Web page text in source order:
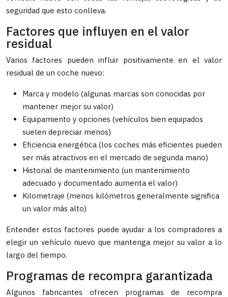
seguridad que esto conlleva.
Factores que influyen en el valor
residual
Varios factores pueden influir positivamente en el valor
residual de un coche nuevo:
Marca y modelo (algunas marcas son conocidas por
mantener mejor su valor)
Equipamiento y opciones (vehículos bien equipados
suelen depreciar menos)
Eficiencia energética (los coches más eficientes pueden
ser más atractivos en el mercado de segunda mano)
Historial de mantenimiento (un mantenimiento
adecuado y documentado aumenta el valor)
Kilometraje (menos kilómetros generalmente significa
un valor más alto)
Entender estos factores puede ayudar a los compradores a
elegir un vehículo nuevo que mantenga mejor su valor a lo
largo del tiempo.
Programas de recompra garantizada
Algunos fabricantes ofrecen programas de recompra